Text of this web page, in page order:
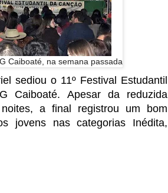
Caiboaté, na semana passada
sediou o 11º Festival Estudantil
Caiboaté. Apesar da reduzida
a final registrou um bom
jovens nas categorias Inédita,